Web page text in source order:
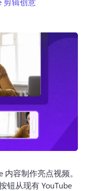
内容制作亮点视频。
钮从现有 YouTube